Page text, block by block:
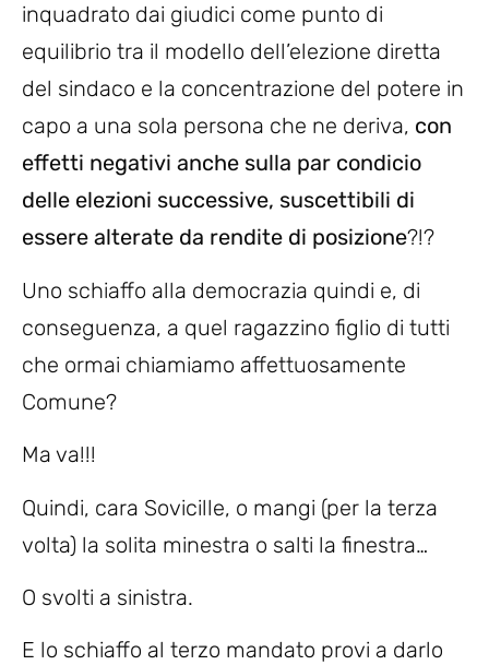
inquadrato dai giudici come punto di
equilibrio tra il modello dell’elezione diretta
del sindaco e la concentrazione del potere in
capo a una sola persona che ne deriva, con
effetti negativi anche sulla par condicio
delle elezioni successive, suscettibili di
essere alterate da rendite di posizione?!?
Uno schiaffo alla democrazia quindi e, di
conseguenza, a quel ragazzino figlio di tutti
che ormai chiamiamo affettuosamente
Comune?
Ma va!!!
Quindi, cara Sovicille, o mangi (per la terza
volta) la solita minestra o salti la finestra…
O svolti a sinistra.
E lo schiaffo al terzo mandato provi a darlo